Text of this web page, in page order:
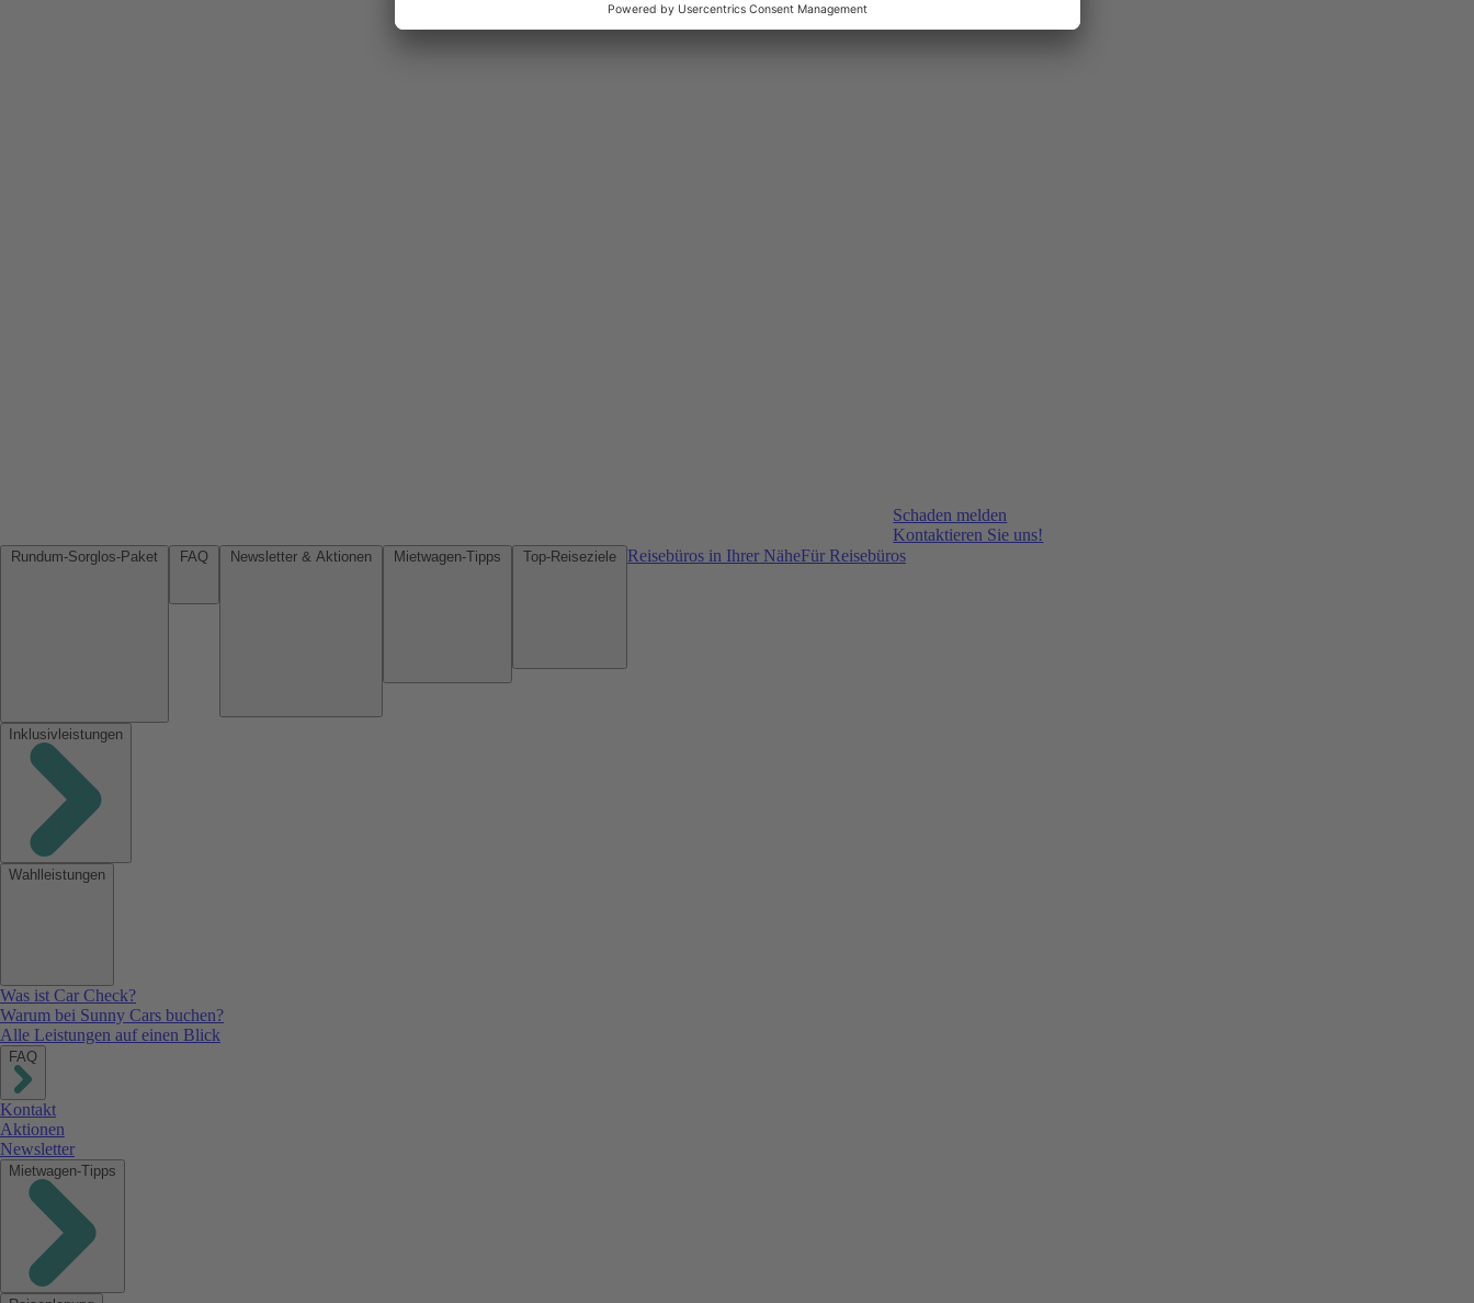
Schaden melden
Kontaktieren Sie uns!
Reisebüros in Ihrer NäheFür Reisebüros
Inklusivleistungen
Wahlleistungen
Was ist Car Check?
Warum bei Sunny Cars buchen?
Alle Leistungen auf einen Blick
FAQ
Kontakt
Aktionen
Newsletter
Mietwagen-Tipps